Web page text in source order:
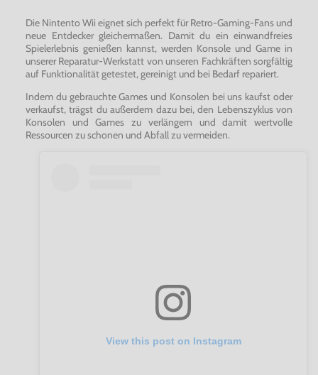
Die Nintento Wii eignet sich perfekt für Retro-Gaming-Fans und
neue Entdecker gleichermaßen. Damit du ein einwandfreies
Spielerlebnis genießen kannst, werden Konsole und Game in
unserer Reparatur-Werkstatt von unseren Fachkräften sorgfältig
auf Funktionalität getestet, gereinigt und bei Bedarf repariert.
Indem du gebrauchte Games und Konsolen bei uns kaufst oder
verkaufst, trägst du außerdem dazu bei, den Lebenszyklus von
Konsolen und Games zu verlängern und damit wertvolle
Ressourcen zu schonen und Abfall zu vermeiden.
View this post on Instagram